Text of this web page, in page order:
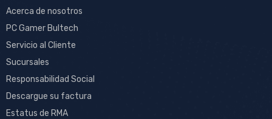
Acerca de nosotros
PC Gamer Bultech
Servicio al Cliente
Sucursales
Responsabilidad Social
Descargue su factura
Estatus de RMA